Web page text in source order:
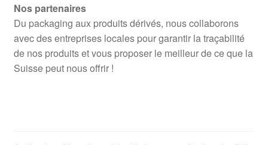
Nos partenaires
Du packaging aux produits dérivés, nous collaborons
avec des entreprises locales pour garantir la traçabilité
de nos produits et vous proposer le meilleur de ce que la
Suisse peut nous offrir !